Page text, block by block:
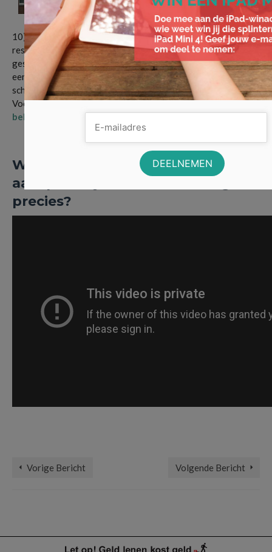
10) Een flinke windhoos komt geregeld voor in Nederland. Dit
resulteert nog wel eens in dakpannen die van het dak worden
geslingerd. Mocht een dakpan bijvoorbeeld de auto raken van
een buurman, dan ben jij daarvoor verantwoordelijk. Zeker bij
schade aan een auto kan dit al snel een duur geintje worden.
Voorkom deze situatie dus te allen tijden enverzeker je naar
behoren.
Wat dekt je
aansprakelijkheidsverzekering
precies?
Vorige Bericht Volgende Bericht